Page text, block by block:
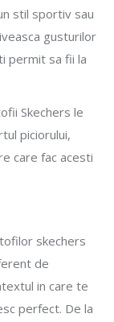
stil sportiv sau
gusturilor
permit sa fii la
Skechers le
piciorului,
care fac acesti
skechers
de
in care te
perfect. De la